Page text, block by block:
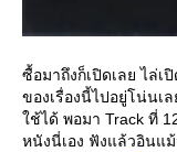
ซื้อมาถึงก็เปิดเลย ไล่เ
ของเรื่องนี้ไปอยู่โน่นเ
ช้ได้ พอมา Track ที่
หนังนี่เอง ฟังแล้วอินแ